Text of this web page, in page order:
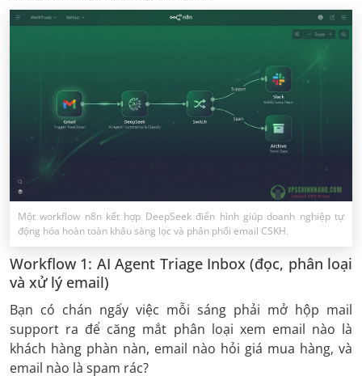
Một workflow n8n kết hợp DeepSeek điển hình giúp doanh nghiệp tự
động hóa hoàn toàn khâu sàng lọc và phân phối email CSKH.
Workflow 1: AI Agent Triage Inbox (đọc, phân loại
và xử lý email)
Bạn có chán ngấy việc mỗi sáng phải mở hộp mail
support ra để căng mắt phân loại xem email nào là
khách hàng phàn nàn, email nào hỏi giá mua hàng, và
email nào là spam rác?